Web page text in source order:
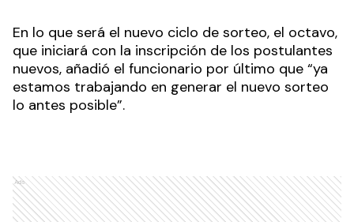
En lo que será el nuevo ciclo de sorteo, el octavo,
que iniciará con la inscripción de los postulantes
nuevos, añadió el funcionario por último que “ya
estamos trabajando en generar el nuevo sorteo
lo antes posible”.
Ads